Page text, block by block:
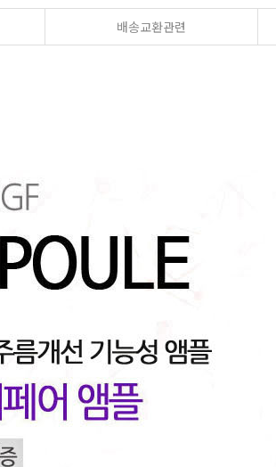
배송교환관련